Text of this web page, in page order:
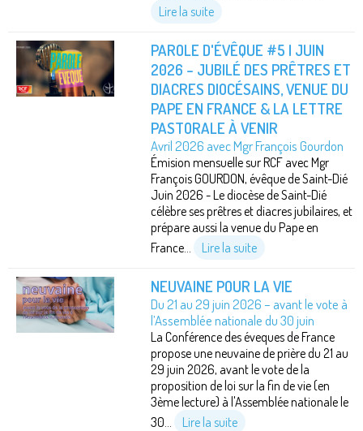
Lire la suite
PAROLE D'ÉVÊQUE #5 | JUIN
2026 – JUBILÉ DES PRÊTRES ET
DIACRES DIOCÉSAINS, VENUE DU
PAPE EN FRANCE & LA LETTRE
PASTORALE À VENIR
Avril 2026 avec Mgr François Gourdon
Émision mensuelle sur RCF avec Mgr
François GOURDON, évêque de Saint-Dié
Juin 2026 - Le diocèse de Saint-Dié
célèbre ses prêtres et diacres jubilaires, et
prépare aussi la venue du Pape en
France...
Lire la suite
NEUVAINE POUR LA VIE
Du 21 au 29 juin 2026 – avant le vote à
l’Assemblée nationale du 30 juin
La Conférence des éveques de France
propose une neuvaine de prière du 21 au
29 juin 2026, avant le vote de la
proposition de loi sur la fin de vie (en
3ème lecture) à l'Assemblée nationale le
30...
Lire la suite